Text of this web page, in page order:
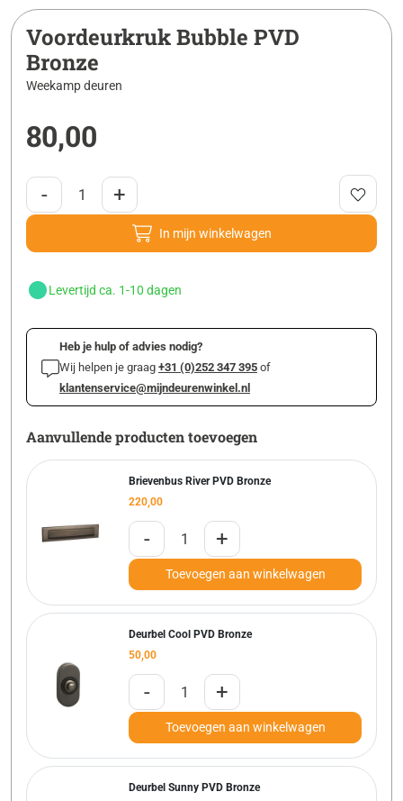
Voordeurkruk Bubble PVD
Bronze
Weekamp deuren
80,00
- +
In mijn winkelwagen
Levertijd ca. 1-10 dagen
Heb je hulp of advies nodig?
Wij helpen je graag +31 (0)252 347 395 of
klantenservice@mijndeurenwinkel.nl
Aanvullende producten toevoegen
Brievenbus River PVD Bronze
220,00
- +
Toevoegen aan winkelwagen
Deurbel Cool PVD Bronze
50,00
- +
Toevoegen aan winkelwagen
Deurbel Sunny PVD Bronze